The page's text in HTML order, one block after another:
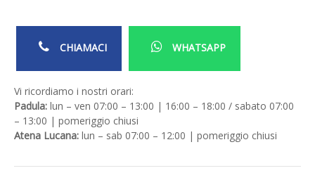
CHIAMACI WHATSAPP
Vi ricordiamo i nostri orari:
Padula: lun – ven 07:00 – 13:00 | 16:00 – 18:00 / sabato 07:00
– 13:00 | pomeriggio chiusi
Atena Lucana: lun – sab 07:00 – 12:00 | pomeriggio chiusi